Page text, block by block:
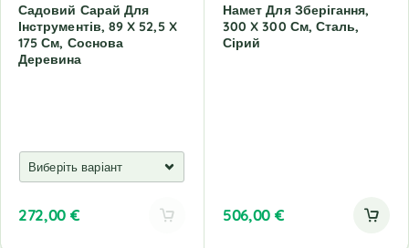
Садовий Сарай Для
Інструментів, 89 X 52,5 X
175 См, Соснова
Деревина
272,00 €
Намет Для Зберігання,
300 X 300 См, Сталь,
Сірий
506,00 €